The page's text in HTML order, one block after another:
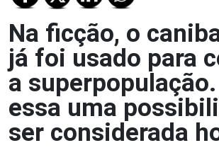
Na ficção, o
já foi usado para
a
essa uma
ser considerada